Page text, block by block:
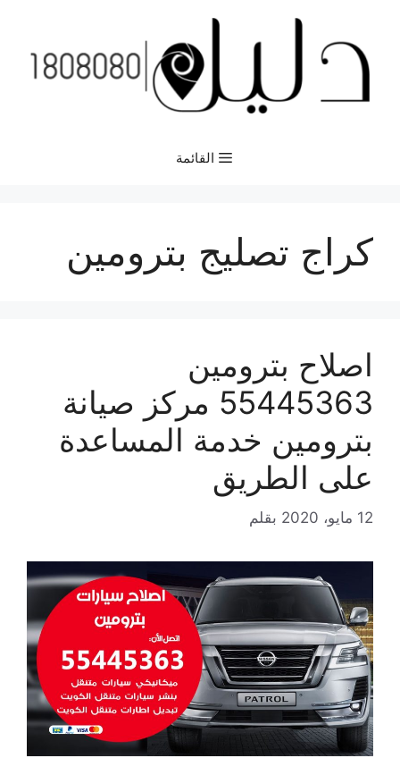
المحتوى
القائمة
كراج تصليج بترومين
اصلاح بترومين
55445363 مركز صيانة
بترومين خدمة المساعدة
على الطريق
12 مايو، 2020 بقلم